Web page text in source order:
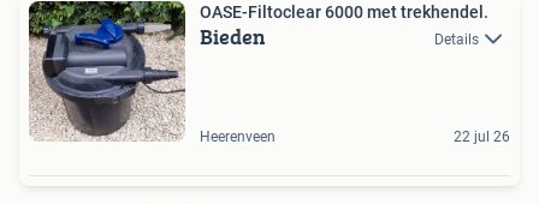
OASE-Filtoclear 6000 met trekhendel.
Bieden Details
Heerenveen 22 jul 26